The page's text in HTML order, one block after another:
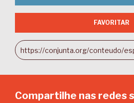
FAVORITAR
Compartilhe nas redes